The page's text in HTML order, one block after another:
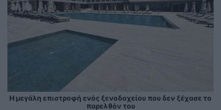
Η μεγάλη επιστροφή ενός ξενοδοχείου που δεν ξέχασε το
παρελθόν του